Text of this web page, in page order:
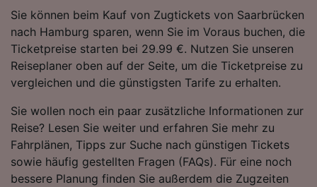
Sie können beim Kauf von Zugtickets von Saarbrücken
nach Hamburg sparen, wenn Sie im Voraus buchen, die
Ticketpreise starten bei 29.99 €. Nutzen Sie unseren
Reiseplaner oben auf der Seite, um die Ticketpreise zu
vergleichen und die günstigsten Tarife zu erhalten.
Sie wollen noch ein paar zusätzliche Informationen zur
Reise? Lesen Sie weiter und erfahren Sie mehr zu
Fahrplänen, Tipps zur Suche nach günstigen Tickets
sowie häufig gestellten Fragen (FAQs). Für eine noch
bessere Planung finden Sie außerdem die Zugzeiten
Entwicklung und Verbesserung von
Angeboten.
Liste der Partner (Lieferanten)